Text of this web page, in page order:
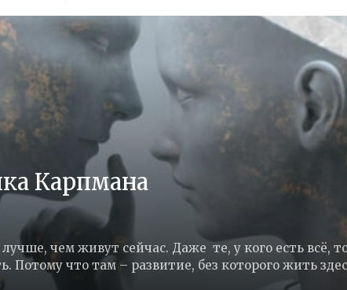
Карпмана
чем живут сейчас. Даже те, у кого есть всё,
Потому что там – развитие, без которого жить